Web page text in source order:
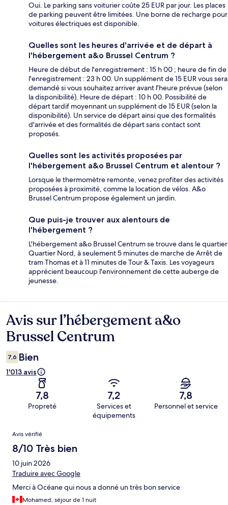
Oui. Le parking sans voiturier coûte 25 EUR par jour. Les places
de parking peuvent être limitées. Une borne de recharge pour
voitures électriques est disponible.
Quelles sont les heures d'arrivée et de départ à
l'hébergement a&o Brussel Centrum ?
Heure de début de l'enregistrement : 15 h 00 ; heure de fin de
l'enregistrement : 23 h 00. Un supplément de 15 EUR vous sera
demandé si vous souhaitez arriver avant l'heure prévue (selon
la disponibilité). Heure de départ : 10 h 00. Possibilité de
départ tardif moyennant un supplément de 15 EUR (selon la
disponibilité). Un service de départ ainsi que des formalités
d'arrivée et des formalités de départ sans contact sont
proposés.
Quelles sont les activités proposées par
l'hébergement a&o Brussel Centrum et alentour ?
Lorsque le thermomètre remonte, venez profiter des activités
proposées à proximité, comme la location de vélos. A&o
Brussel Centrum propose également un jardin.
Que puis-je trouver aux alentours de
l'hébergement ?
L'hébergement a&o Brussel Centrum se trouve dans le quartier
Quartier Nord, à seulement 5 minutes de marche de Arrêt de
tram Thomas et à 11 minutes de Tour & Taxis. Les voyageurs
apprécient beaucoup l'environnement de cette auberge de
jeunesse.
Avis
Avis sur l’hébergement a&o
Brussel Centrum
7,6 Bien
1'013 avis
7,8
Propreté
7,2
Services et
équipements
7,8
Personnel et service
Avis
Avis vérifié
8/10 Très bien
10 juin 2026
Traduire avec Google
Merci à Océane qui nous a donné un très bon service
Mohamed, séjour de 1 nuit